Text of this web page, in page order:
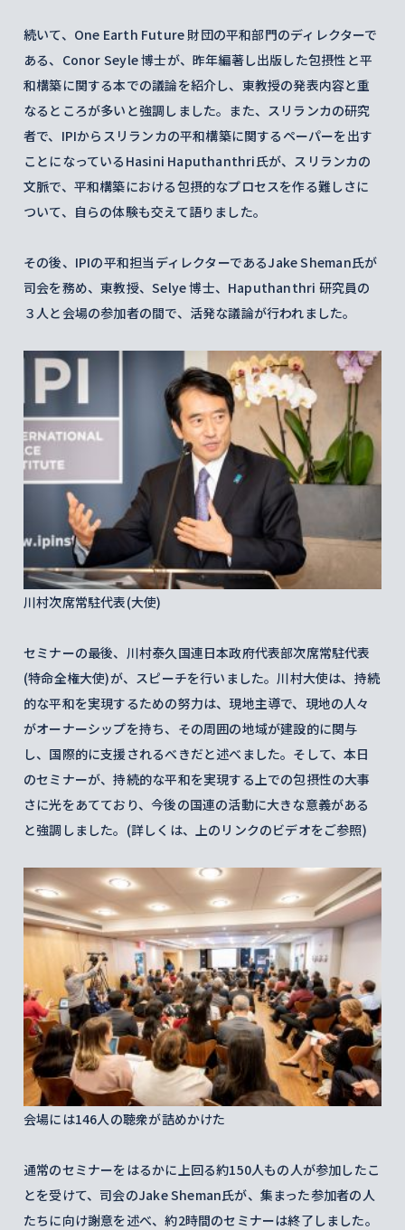
続いて、One Earth Future 財団の平和部門のディレクターで
ある、Conor Seyle 博士が、昨年編著し出版した包摂性と平
和構築に関する本での議論を紹介し、東教授の発表内容と重
なるところが多いと強調しました。また、スリランカの研究
者で、IPIからスリランカの平和構築に関するペーパーを出す
ことになっているHasini Haputhanthri氏が、スリランカの
文脈で、平和構築における包摂的なプロセスを作る難しさに
ついて、自らの体験も交えて語りました。
その後、IPIの平和担当ディレクターであるJake Sheman氏が
司会を務め、東教授、Selye 博士、Haputhanthri 研究員の
３人と会場の参加者の間で、活発な議論が行われました。
川村次席常駐代表(大使)
セミナーの最後、川村泰久国連日本政府代表部次席常駐代表
(特命全権大使)が、スピーチを行いました。川村大使は、持続
的な平和を実現するための努力は、現地主導で、現地の人々
がオーナーシップを持ち、その周囲の地域が建設的に関与
し、国際的に支援されるべきだと述べました。そして、本日
のセミナーが、持続的な平和を実現する上での包摂性の大事
さに光をあてており、今後の国連の活動に大きな意義がある
と強調しました。(詳しくは、上のリンクのビデオをご参照)
会場には146人の聴衆が詰めかけた
通常のセミナーをはるかに上回る約150人もの人が参加したこ
とを受けて、司会のJake Sheman氏が、集まった参加者の人
たちに向け謝意を述べ、約2時間のセミナーは終了しました。